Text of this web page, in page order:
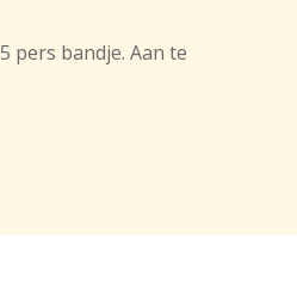
pers bandje. Aan te